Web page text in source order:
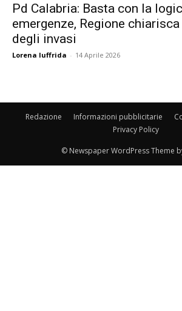
Pd Calabria: Basta con la
emergenze, Regione
degli invasi
Lorena Iuffrida - 14 Aprile 2026
Redazione Informazioni pubblicitarie
Privacy Policy
© Newspaper WordPress Theme